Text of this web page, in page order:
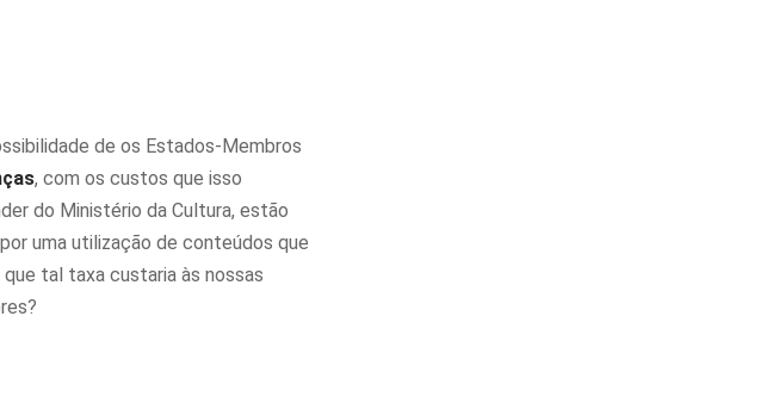
de os Estados-Membros
, com os custos que isso
do Ministério da Cultura, estão
uma utilização de conteúdos que
tal taxa custaria às nossas